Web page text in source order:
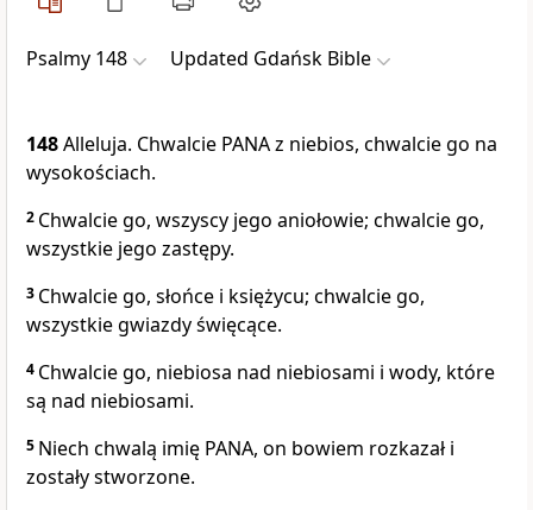
Psalmy 148 Updated Gdańsk Bible
148Alleluja. Chwalcie PANA z niebios, chwalcie go na
wysokościach.
2 Chwalcie go, wszyscy jego aniołowie; chwalcie go,
wszystkie jego zastępy.
3 Chwalcie go, słońce i księżycu; chwalcie go,
wszystkie gwiazdy święcące.
4 Chwalcie go, niebiosa nad niebiosami i wody, które
są nad niebiosami.
5 Niech chwalą imię PANA, on bowiem rozkazał i
zostały stworzone.